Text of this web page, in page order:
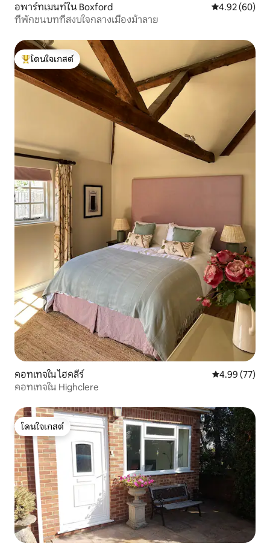
อพาร์ทเมนท์ใน Boxford คะแนนเฉลี่ย
4.92 (60)
ที่พักชนบทที่สงบใจกลางเมืองม้าลาย
โดนใจเกสต์ที่สุด
โดนใจเกสต์
คอทเทจใน ไฮคลีร์ คะแนนเฉลี่ย
4.99 (77)
คอทเทจใน Highclere
โดนใจเกสต์
โดนใจเกสต์